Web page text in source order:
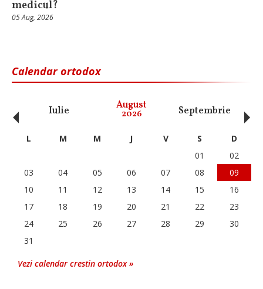
medicul?
05 Aug, 2026
Calendar ortodox
Iulie August
2026 Septembrie
‹ L M M J V S
D
01
02
03
04 05 06 07 08
09
10
11 12 13 14 15
16
17
18 19 20 21 22
23
24
25 26 27 28 29
30
31
Vezi calendar crestin ortodox »